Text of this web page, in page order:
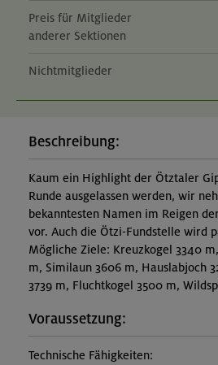
Preis für Mitglieder
anderer Sektionen
Nichtmitglieder
Beschreibung:
Kaum ein Highlight der Ötztaler
Runde ausgelassen werden, wir
bekanntesten Namen im Reigen
vor. Auch die Ötzi-Fundstelle wird
Mögliche Ziele: Kreuzkogel 3340
m, Similaun 3606 m, Hauslabjoch
3739 m, Fluchtkogel 3500 m,
Voraussetzung:
Technische Fähigkeiten: